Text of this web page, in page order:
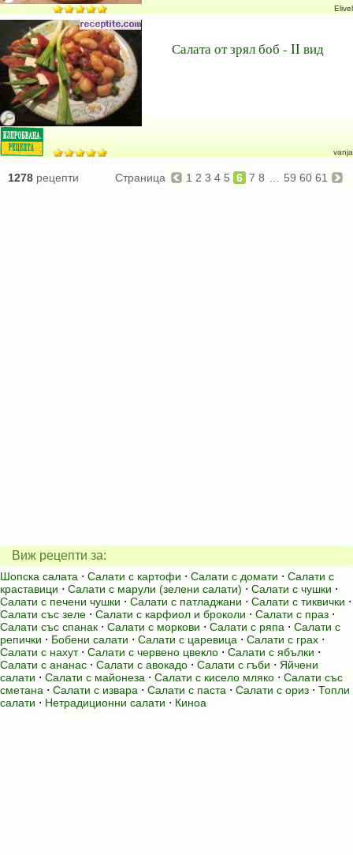
Elivel
Салата от зрял боб - II вид
vanja
1278 рецепти Страница 1 2 3 4 5 6 7 8 59 60 61
Виж рецепти за:
Шопска салата ⋅ Салати с картофи ⋅ Салати с домати ⋅ Салати с
краставици ⋅ Салати с марули (зелени салати) ⋅ Салати с чушки ⋅
Салати с печени чушки ⋅ Салати с патладжани ⋅ Салати с тиквички ⋅
Салати със зеле ⋅ Салати с карфиол и броколи ⋅ Салати с праз ⋅
Салати със спанак ⋅ Салати с моркови ⋅ Салати с ряпа ⋅ Салати с
репички ⋅ Бобени салати ⋅ Салати с царевица ⋅ Салати с грах ⋅
Салати с нахут⋅ Салати с червено цвекло ⋅ Салати с ябълки ⋅
Салати с ананас ⋅ Салати с авокадо ⋅ Салати с гъби ⋅ Яйчени
салати ⋅ Салати с майонеза ⋅ Салати с кисело мляко ⋅ Салати със
сметана ⋅ Салати с извара ⋅ Салати с паста ⋅ Салати с ориз ⋅ Топли
салати ⋅ Нетрадиционни салати ⋅ Киноа